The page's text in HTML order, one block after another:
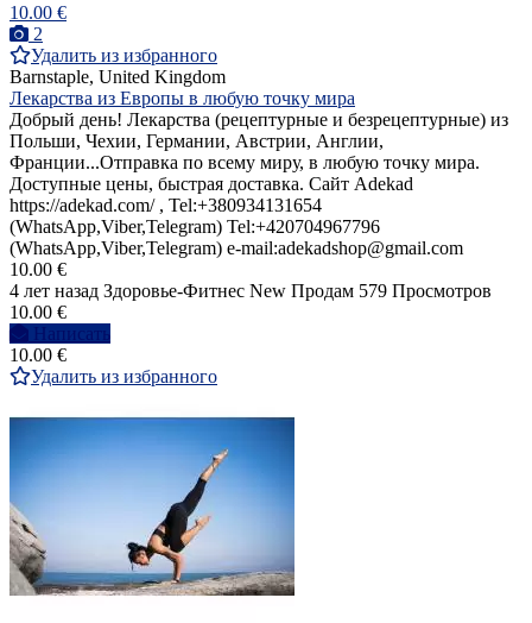
10.00 €
2
Удалить из избранного
Barnstaple, United Kingdom
Лекарства из Европы в любую точку мира
Добрый день! Лекарства (рецептурные и безрецептурные) из
Польши, Чехии, Германии, Австрии, Англии,
Франции...Отправка по всему миру, в любую точку мира.
Доступные цены, быстрая доставка. Сайт Adekad
https://adekad.com/ , Tel:+380934131654
(WhatsApp,Viber,Telegram) Tel:+420704967796
(WhatsApp,Viber,Telegram) e-mail:adekadshop@gmail.com
10.00 €
4 лет назад Здоровье-Фитнес New Продам 579 Просмотров
10.00 €
Написать
10.00 €
Удалить из избранного